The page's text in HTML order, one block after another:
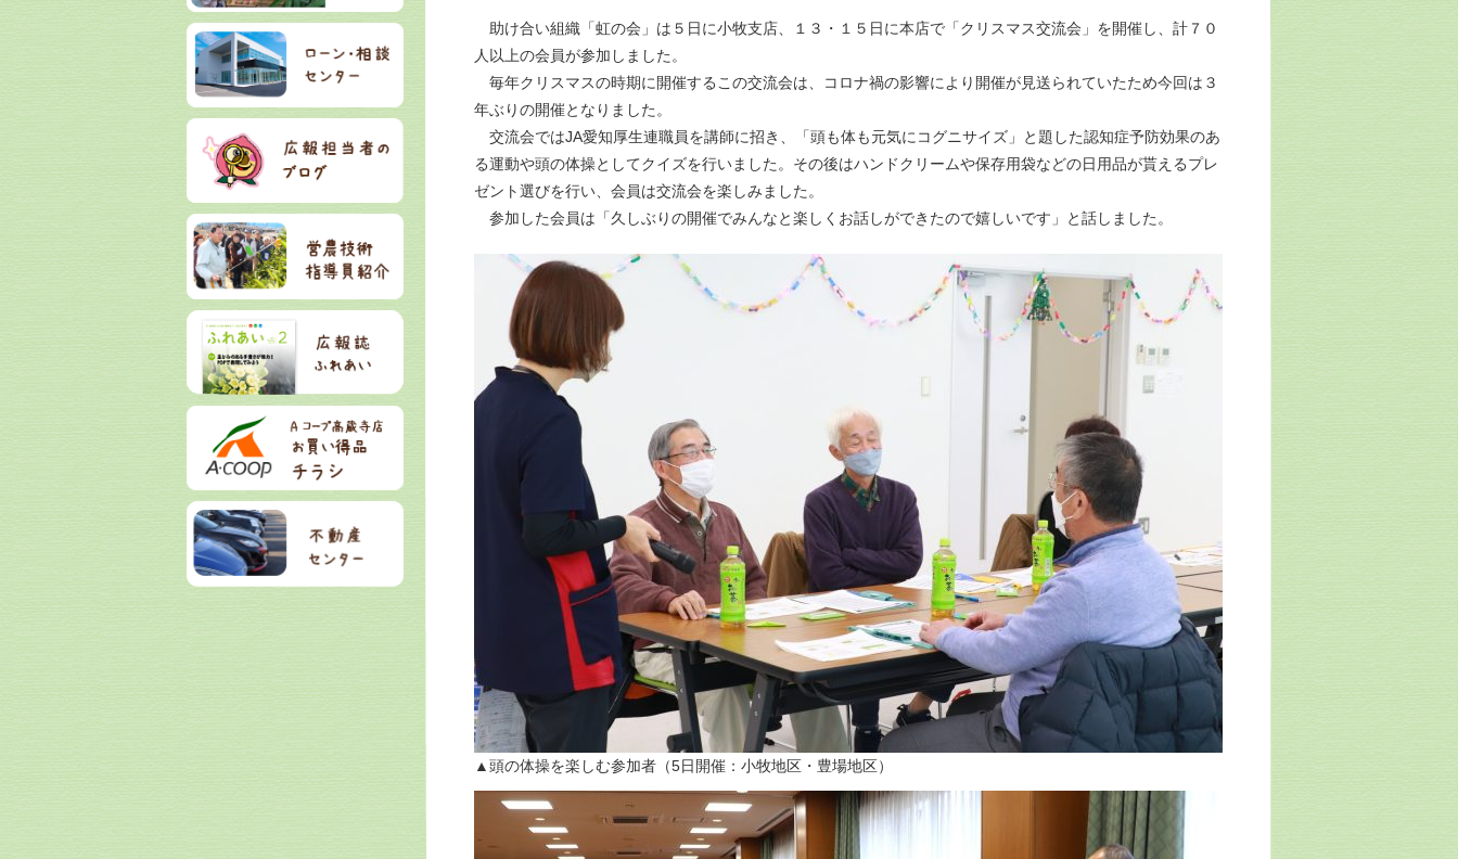
助け合い組織「虹の会」は５日に小牧支店、１３・１５日に本店で「クリスマス交流会」を開催し、計７０
人以上の会員が参加しました。
毎年クリスマスの時期に開催するこの交流会は、コロナ禍の影響により開催が見送られていたため今回は３
年ぶりの開催となりました。
交流会ではJA愛知厚生連職員を講師に招き、「頭も体も元気にコグニサイズ」と題した認知症予防効果のあ
る運動や頭の体操としてクイズを行いました。その後はハンドクリームや保存用袋などの日用品が貰えるプレ
ゼント選びを行い、会員は交流会を楽しみました。
参加した会員は「久しぶりの開催でみんなと楽しくお話しができたので嬉しいです」と話しました。
▲頭の体操を楽しむ参加者（5日開催：小牧地区・豊場地区）